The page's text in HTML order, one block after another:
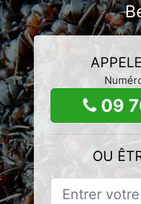
09
OU